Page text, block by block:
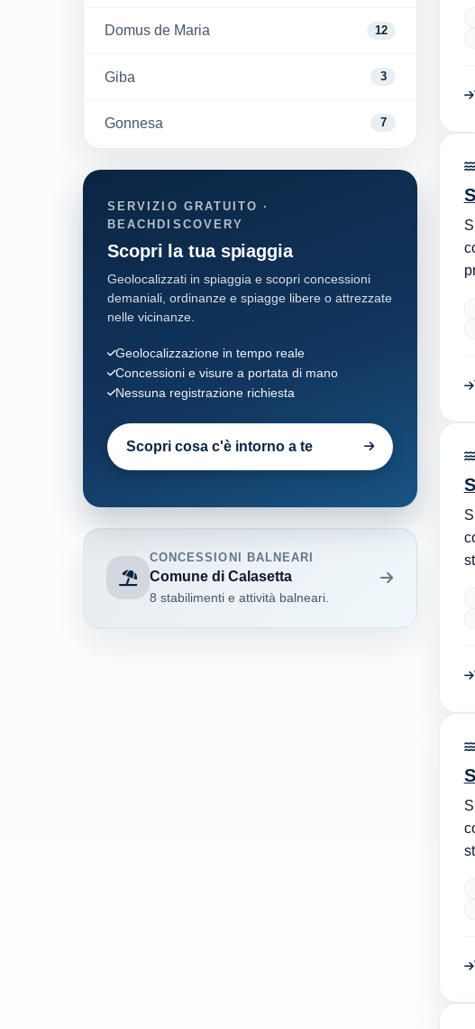
Domus de Maria 12
Giba 3
Gonnesa 7
Iglesias 6
Masainas
Muravera
Portoscuso
San Giovanni Suergiu
Sant'Anna Arresi
Sant'Antioco
Villasimius 35
SERVIZIO GRATUITO ·
BEACHDISCOVERY
Scopri la tua spiaggia
Geolocalizzati in spiaggia e scopri concessioni
demaniali, ordinanze e spiagge libere o attrezzate
nelle vicinanze.
Geolocalizzazione in tempo reale
Concessioni e visure a portata di mano
Nessuna registrazione richiesta
Scopri cosa c'è intorno a te
CONCESSIONI BALNEARI
Comune di Calasetta
8 stabilimenti e attività balneari.